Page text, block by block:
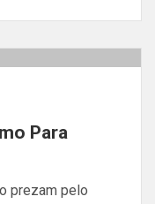
Para
prezam pelo